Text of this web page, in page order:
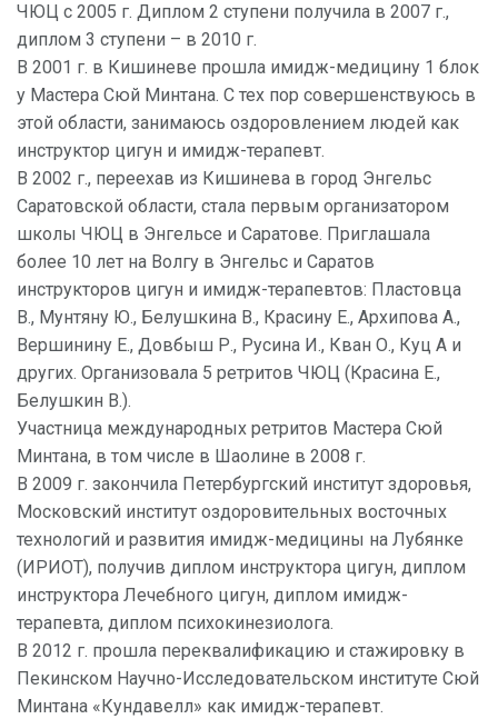
ЧЮЦ с 2005 г. Диплом 2 ступени получила в 2007 г.,
диплом 3 ступени – в 2010 г.
В 2001 г. в Кишиневе прошла имидж-медицину 1 блок
у Мастера Сюй Минтана. С тех пор совершенствуюсь в
этой области, занимаюсь оздоровлением людей как
инструктор цигун и имидж-терапевт.
В 2002 г., переехав из Кишинева в город Энгельс
Саратовской области, стала первым организатором
школы ЧЮЦ в Энгельсе и Саратове. Приглашала
более 10 лет на Волгу в Энгельс и Саратов
инструкторов цигун и имидж-терапевтов: Пластовца
В., Мунтяну Ю., Белушкина В., Красину Е., Архипова А.,
Вершинину Е., Довбыш Р., Русина И., Кван О., Куц А и
других. Организовала 5 ретритов ЧЮЦ (Красина Е.,
Белушкин В.).
Участница международных ретритов Мастера Сюй
Минтана, в том числе в Шаолине в 2008 г.
В 2009 г. закончила Петербургский институт здоровья,
Московский институт оздоровительных восточных
технологий и развития имидж-медицины на Лубянке
(ИРИОТ), получив диплом инструктора цигун, диплом
инструктора Лечебного цигун, диплом имидж-
терапевта, диплом психокинезиолога.
В 2012 г. прошла переквалификацию и стажировку в
Пекинском Научно-Исследовательском институте Сюй
Минтана «Кундавелл» как имидж-терапевт.